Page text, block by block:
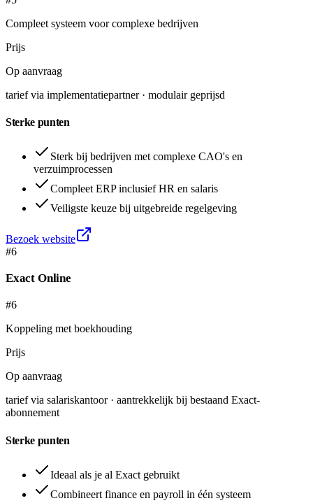
Compleet systeem voor complexe bedrijven
Prijs
Op aanvraag
tarief via implementatiepartner · modulair geprijsd
Sterke punten
Sterk bij bedrijven met complexe CAO's en
verzuimprocessen
Compleet ERP inclusief HR en salaris
Veiligste keuze bij uitgebreide regelgeving
Bezoek website
#6
Exact Online
#6
Koppeling met boekhouding
Prijs
Op aanvraag
tarief via salariskantoor · aantrekkelijk bij bestaand Exact-
abonnement
Sterke punten
Ideaal als je al Exact gebruikt
Combineert finance en payroll in één systeem